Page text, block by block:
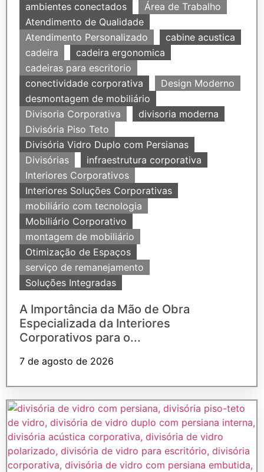
ambientes conectados
Área de Trabalho
Atendimento de Qualidade
Atendimento Personalizado
cabine acustica
cadeira
cadeira ergonomica
cadeiras para escritorio
conectividade corporativa
Design Moderno
desmontagem de mobiliário
Divisoria Corporativa
divisoria moderna
Divisória Piso Teto
Divisória Vidro Duplo com Persianas
Divisórias
infraestrutura corporativa
Interiores Corporativos
Interiores Soluções Corporativas
mobiliário com tecnologia
Mobiliário Corporativo
montagem de mobiliário
Otimização de Espaços
serviço de remanejamento
Soluções Integradas
A Importância da Mão de Obra
Especializada da Interiores
Corporativos para o...
7 de agosto de 2026